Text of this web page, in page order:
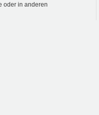
oder in anderen